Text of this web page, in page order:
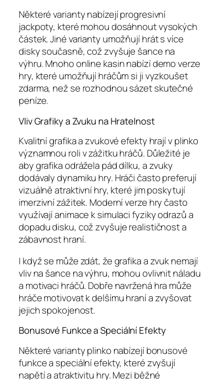
Některé varianty nabízejí progresivní
jackpoty, které mohou dosáhnout vysokých
částek. Jiné varianty umožňují hrát s více
disky současně, což zvyšuje šance na
výhru. Mnoho online kasin nabízí demo verze
hry, které umožňují hráčům si ji vyzkoušet
zdarma, než se rozhodnou sázet skutečné
peníze.
Vliv Grafiky a Zvuku na Hratelnost
Kvalitní grafika a zvukové efekty hrají v plinko
významnou roli v zážitku hráčů. Důležité je
aby grafika odrážela pád dílku, a zvuky
dodávaly dynamiku hry. Hráči často preferují
vizuálně atraktivní hry, které jim poskytují
imerzivní zážitek. Moderní verze hry často
využívají animace k simulaci fyziky odrazů a
dopadu disku, což zvyšuje realističnost a
zábavnost hraní.
I když se může zdát, že grafika a zvuk nemají
vliv na šance na výhru, mohou ovlivnit náladu
a motivaci hráčů. Dobře navržená hra může
hráče motivovat k delšímu hraní a zvyšovat
jejich spokojenost.
Bonusové Funkce a Speciální Efekty
Některé varianty plinko nabízejí bonusové
funkce a speciální efekty, které zvyšují
napětí a atraktivitu hry. Mezi běžné